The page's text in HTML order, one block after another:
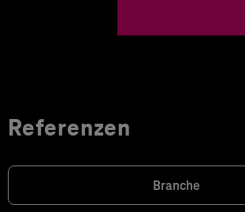
Referenzen
Branche